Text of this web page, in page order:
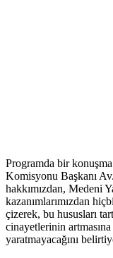
Programda bir
Komisyonu Başkanı
hakkımızdan, Medeni
kazanımlarımızdan
çizerek, bu hususları
cinayetlerinin
yaratmayacağını